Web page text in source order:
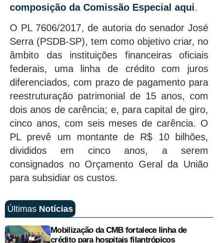
composição da Comissão Especial aqui.
O PL 7606/2017, de autoria do senador José
Serra (PSDB-SP), tem como objetivo criar, no
âmbito das instituições financeiras oficiais
federais, uma linha de crédito com juros
diferenciados, com prazo de pagamento para
reestruturação patrimonial de 15 anos, com
dois anos de carência; e, para capital de giro,
cinco anos, com seis meses de carência. O
PL prevê um montante de R$ 10 bilhões,
divididos em cinco anos, a serem
consignados no Orçamento Geral da União
para subsidiar os custos.
Últimas Notícias
Mobilização da CMB fortalece linha de
crédito para hospitais filantrópicos